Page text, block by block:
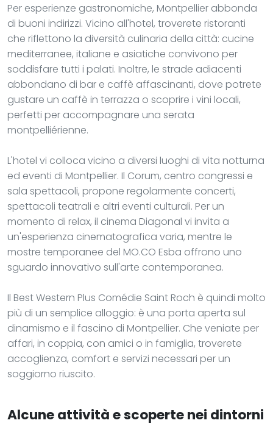
Per esperienze gastronomiche, Montpellier abbonda
di buoni indirizzi. Vicino all'hotel, troverete ristoranti
che riflettono la diversità culinaria della città: cucine
mediterranee, italiane e asiatiche convivono per
soddisfare tutti i palati. Inoltre, le strade adiacenti
abbondano di bar e caffè affascinanti, dove potrete
gustare un caffè in terrazza o scoprire i vini locali,
perfetti per accompagnare una serata
montpelliérienne.
L'hotel vi colloca vicino a diversi luoghi di vita notturna
ed eventi di Montpellier. Il Corum, centro congressi e
sala spettacoli, propone regolarmente concerti,
spettacoli teatrali e altri eventi culturali. Per un
momento di relax, il cinema Diagonal vi invita a
un'esperienza cinematografica varia, mentre le
mostre temporanee del MO.CO Esba offrono uno
sguardo innovativo sull'arte contemporanea.
Il Best Western Plus Comédie Saint Roch è quindi molto
più di un semplice alloggio: è una porta aperta sul
dinamismo e il fascino di Montpellier. Che veniate per
affari, in coppia, con amici o in famiglia, troverete
accoglienza, comfort e servizi necessari per un
soggiorno riuscito.
Alcune attività e scoperte nei dintorni